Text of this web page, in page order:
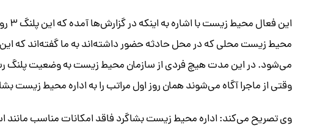
می‌شود. در این مدت هیچ فردی از سازمان محیط زیست به وضعیت پلنگ
وقتی از ماجرا آگاه می‌شوند همان روز اول مراتب را به اداره محیط زیست
وی تصریح می‌کند: اداره محیط زیست بشاگرد فاقد امکانات مناسب مانند